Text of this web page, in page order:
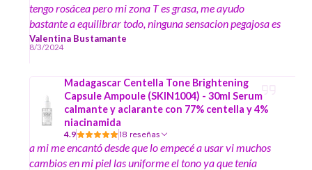
tengo rosácea pero mi zona T es grasa, me ayudo
bastante a equilibrar todo, ninguna sensacion pegajosa es
exquisito, ademas que te deja revitalizada la piel cada
vez q te lo aplicas, chao rojeces
Valentina Bustamante
8/3/2024
Madagascar Centella Tone Brightening
Capsule Ampoule (SKIN1004) - 30ml Serum
calmante y aclarante con 77% centella y 4%
niacinamida
4.9 18 reseñas
a mi me encantó desde que lo empecé a usar vi muchos
cambios en mi piel las uniforme el tono ya que tenía